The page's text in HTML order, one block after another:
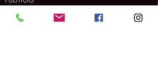
MÉTODOS DE PAGO